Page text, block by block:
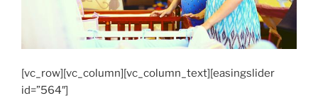
[vc_row][vc_column][vc_column_text][easingslider
id=”564″]